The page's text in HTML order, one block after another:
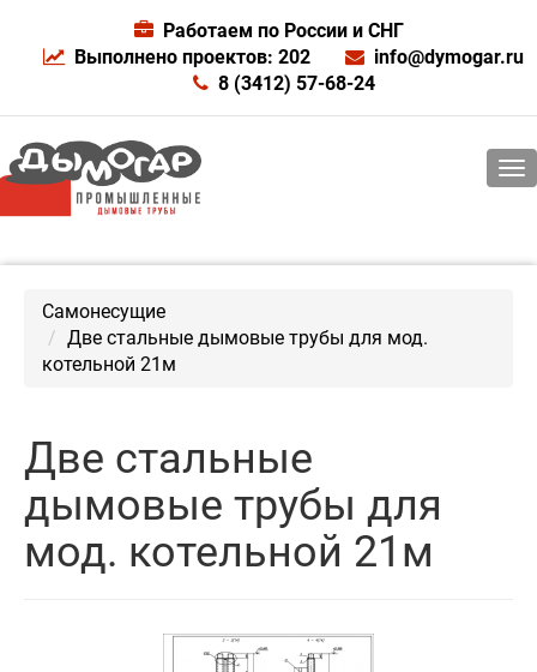
Работаем по России и СНГ
Выполнено проектов: 202
info@dymogar.ru
8 (3412) 57-68-24
Самонесущие
Две стальные дымовые трубы для мод.
котельной 21м
Две стальные
дымовые трубы для
мод. котельной 21м